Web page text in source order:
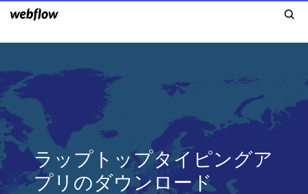
ラップトップタイピングア
プリのダウンロード